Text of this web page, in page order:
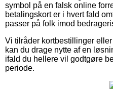
symbol på en falsk online
betalingskort er i hvert fald
passer på folk imod
Vi tilråder kortbestillinger
kan du drage nytte af en
ifald du hellere vil godtgøre
periode.